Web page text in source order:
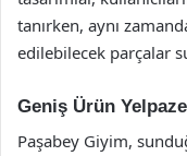
tanırken, aynı
edilebilecek parçalar
Geniş Ürün
Paşabey Giyim,